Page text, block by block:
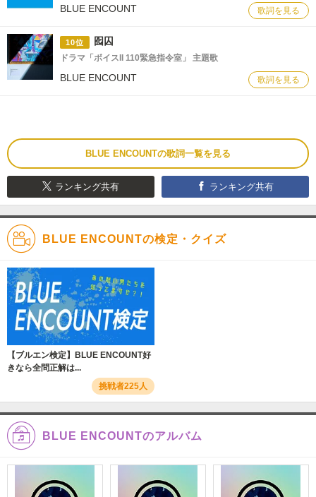
BLUE ENCOUNT 歌詞を見る
10位 囮囚
ドラマ「ボイスII 110緊急指令室」 主題歌
BLUE ENCOUNT 歌詞を見る
BLUE ENCOUNTの歌詞一覧を見る
ランキング共有 ランキング共有
BLUE ENCOUNTの検定・クイズ
【ブルエン検定】BLUE ENCOUNT好
きなら全問正解は...
挑戦者225人
BLUE ENCOUNTのアルバム